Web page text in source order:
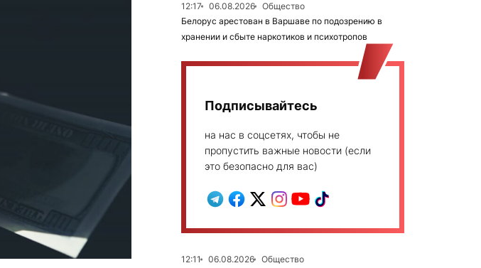
12:17
06.08.2026
Общество
Белорус арестован в Варшаве по подозрению в
хранении и сбыте наркотиков и психотропов
Подписывайтесь
на нас в соцсетях, чтобы не
пропустить важные новости (если
это безопасно для вас)
12:11 06.08.2026
Общество